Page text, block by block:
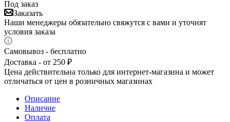
Под заказ
Заказать
Наши менеджеры обязательно свяжутся с вами и уточнят
условия заказа
Самовывоз - бесплатно
Доставка - от 250 ₽
Цена действительна только для интернет-магазина и может
отличаться от цен в розничных магазинах
Описание
Наличие
Оплата